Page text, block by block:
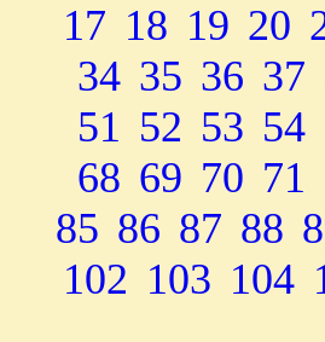
17 18 19 20
34 35 36 37
51 52 53 54
68 69 70 71
85 86 87 88
102 103 104